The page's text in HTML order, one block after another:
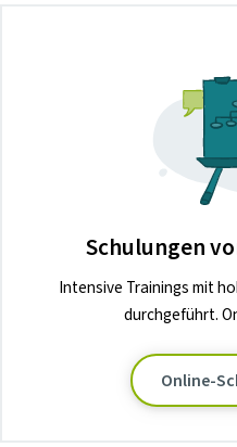
Schulungen
Intensive Trainings mit
durchgeführt.
Online-